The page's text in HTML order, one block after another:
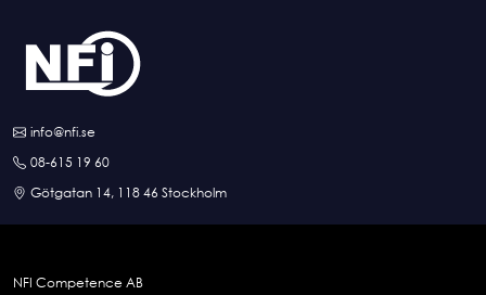
info@nfi.se
08-615 19 60
Götgatan 14, 118 46 Stockholm
NFI Competence AB